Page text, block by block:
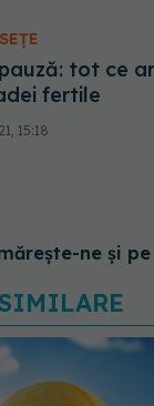
tot ce
fertile
15:18
ne și